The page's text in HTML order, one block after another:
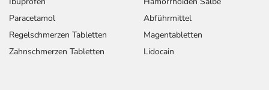
Paracetamol
Regelschmerzen Tabletten
Zahnschmerzen Tabletten
Abführmittel
Magentabletten
Lidocain